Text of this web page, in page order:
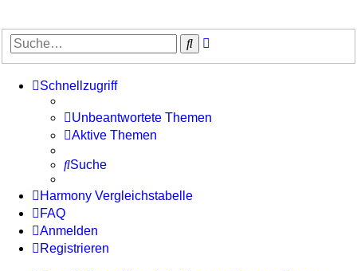
Suche
Schnellzugriff
Unbeantwortete Themen
Aktive Themen
Suche
Harmony Vergleichstabelle
FAQ
Anmelden
Registrieren